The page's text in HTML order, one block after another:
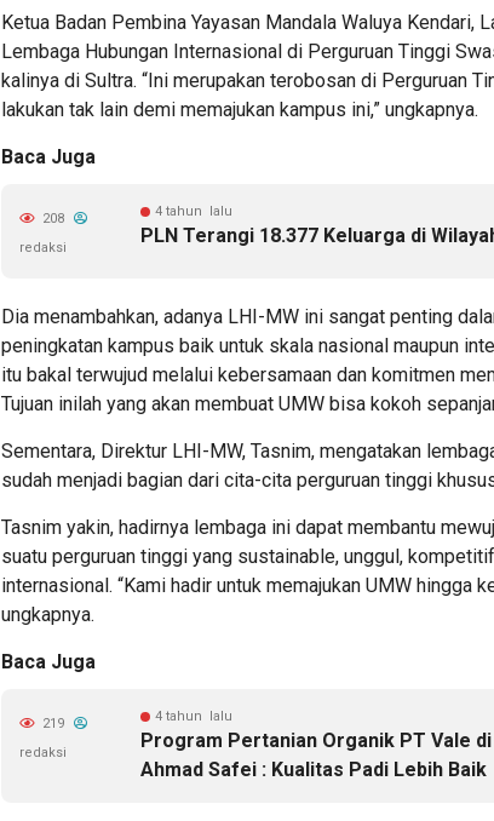
Ketua Badan Pembina Yayasan Mandala Waluya Kendari,
Lembaga Hubungan Internasional di Perguruan Tinggi
kalinya di Sultra. “Ini merupakan terobosan di Perguruan
lakukan tak lain demi memajukan kampus ini,” ungkapnya.
Baca Juga
4 tahun lalu
PLN Terangi 18.377 Keluarga di
208
redaksi
Dia menambahkan, adanya LHI-MW ini sangat penting
peningkatan kampus baik untuk skala nasional maupun
itu bakal terwujud melalui kebersamaan dan komitmen
Tujuan inilah yang akan membuat UMW bisa kokoh
Sementara, Direktur LHI-MW, Tasnim, mengatakan
sudah menjadi bagian dari cita-cita perguruan tinggi
Tasnim yakin, hadirnya lembaga ini dapat membantu
suatu perguruan tinggi yang sustainable, unggul,
internasional. “Kami hadir untuk memajukan UMW hingga
ungkapnya.
Baca Juga
4 tahun lalu
Program Pertanian Organik PT Vale
Ahmad Safei : Kualitas Padi Lebih Baik
219
redaksi